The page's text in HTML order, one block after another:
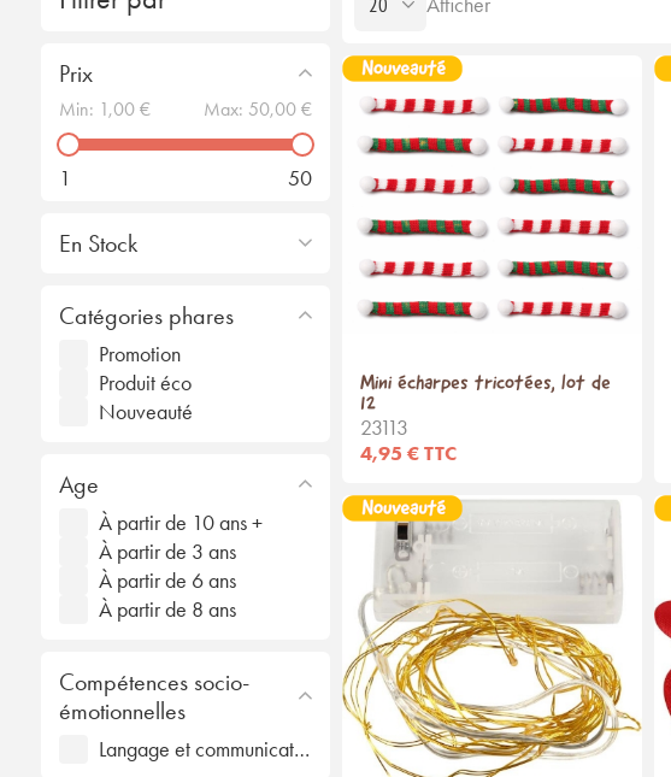
Prix
Min: 1,00 € Max: 50,00 €
1 50
En Stock
Catégories phares
Promotion
Produit éco
Nouveauté
Age
À partir de 10 ans +
À partir de 3 ans
À partir de 6 ans
À partir de 8 ans
Compétences socio-
émotionnelles
Langage et communication
Mini écharpes tricotées, lot de
12
23113
4,95 € TTC